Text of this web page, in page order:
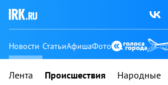
Новости СтатьиАфишаФото
Лента Происшествия Народные